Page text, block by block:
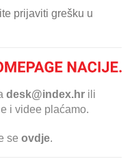
prijaviti grešku u
desk@index.hr ili
i videe plaćamo.
se ovdje.